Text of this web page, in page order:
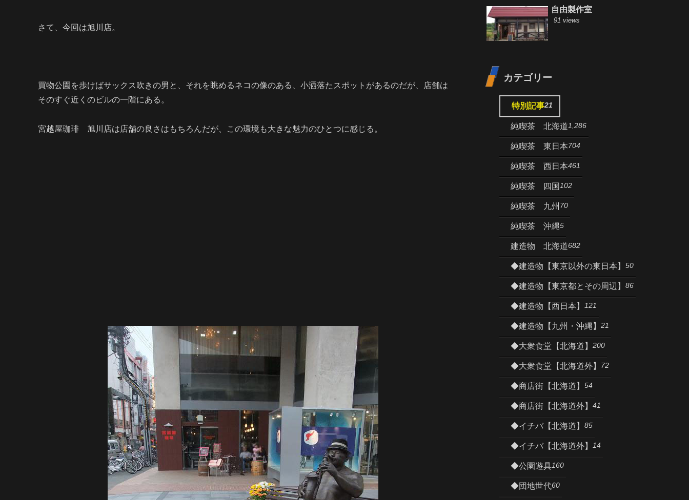
さて、今回は旭川店。
買物公園を歩けばサックス吹きの男と、それを眺めるネコの像のある、小洒落たスポットがあるのだが、店舗は
そのすぐ近くのビルの一階にある。
宮越屋珈琲 旭川店は店舗の良さはもちろんだが、この環境も大きな魅力のひとつに感じる。
自由製作室
91 views
カテゴリー
特別記事21
純喫茶 北海道1,286
純喫茶 東日本704
純喫茶 西日本461
純喫茶 四国 102
純喫茶 九州 70
純喫茶 沖縄5
建造物 北海道682
◆建造物【東京以外の東日本】 50
◆建造物【東京都とその周辺】 86
◆建造物【西日本】 121
◆建造物【九州・沖縄】 21
◆大衆食堂【北海道】 200
◆大衆食堂【北海道外】 72
◆商店街【北海道】 54
◆商店街【北海道外】 41
◆イチバ【北海道】 85
◆イチバ【北海道外】 14
◆公園遊具160
◆団地世代60